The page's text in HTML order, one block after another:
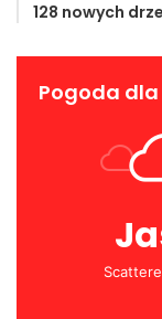
128 nowych
Pogoda dla